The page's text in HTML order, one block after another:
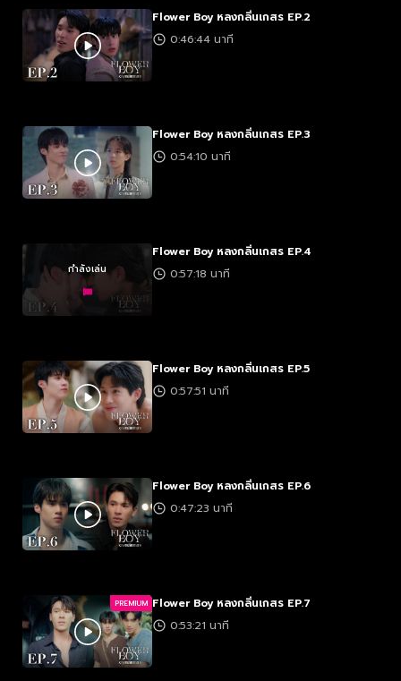
Flower Boy หลงกลิ่นเกสร EP.2
0:46:44 นาที
Flower Boy หลงกลิ่นเกสร EP.3
0:54:10 นาที
กำลังเล่น
Flower Boy หลงกลิ่นเกสร EP.4
0:57:18 นาที
Flower Boy หลงกลิ่นเกสร EP.5
0:57:51 นาที
Flower Boy หลงกลิ่นเกสร EP.6
0:47:23 นาที
PREMIUM Flower Boy หลงกลิ่นเกสร EP.7
0:53:21 นาที